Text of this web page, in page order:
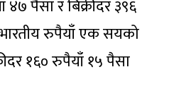
पैसा र बिक्रीदर ३९६
रुपैयाँ एक सयको
१६० रुपैयाँ १५ पैसा